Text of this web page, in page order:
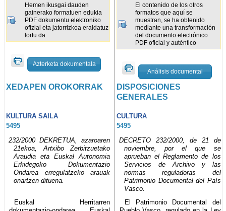
Hemen ikusgai dauden
gainerako formatuen edukia
PDF dokumentu elektroniko
ofizial eta jatorrizkoa eraldatuz
lortu da
Azterketa dokumentala
El contenido de los otros
formatos que aquí se
muestran, se ha obtenido
mediante una transformación
del documento electrónico
PDF oficial y auténtico
Análisis documental
XEDAPEN OROKORRAK
DISPOSICIONES
GENERALES
KULTURA SAILA
CULTURA
5495
5495
232/2000 DEKRETUA, azaroaren
21ekoa, Artxibo Zerbitzuetako
Araudia eta Euskal Autonomia
Erkidegoko Dokumentazio
Ondarea erregulatzeko arauak
onartzen dituena.
DECRETO 232/2000, de 21 de
noviembre, por el que se
aprueban el Reglamento de los
Servicios de Archivo y las
normas reguladoras del
Patrimonio Documental del País
Vasco.
Euskal Herritarren
El Patrimonio Documental del